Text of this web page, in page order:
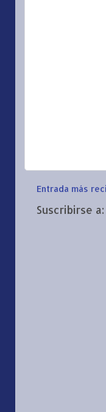
Entrada más
Suscribirse a: